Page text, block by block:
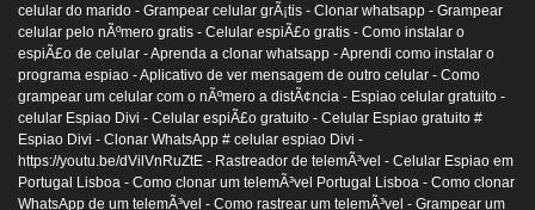
celular do marido - Grampear celular grÃ¡tis - Clonar whatsapp - Grampear
celular pelo nÃºmero gratis - Celular espiÃ£o gratis - Como instalar o
espiÃ£o de celular -Aprenda a clonar whatsapp -Aprendi como instalar o
programa espiao -Aplicativo de ver mensagem de outro celular - Como
grampear um celular com o nÃºmero a distÃ¢ncia - Espiao celular gratuito -
celular Espiao Divi - Celular espiÃ£o gratuito - Celular Espiao gratuito #
Espiao Divi - Clonar WhatsApp # celular espiao Divi -
https://youtu.be/dVilVnRuZtE - Rastreador de telemÃ³vel - Celular Espiao em
Portugal Lisboa - Como clonar um telemÃ³vel Portugal Lisboa - Como clonar
WhatsApp de um telemÃ³vel - Como rastrear um telemÃ³vel - Grampear um